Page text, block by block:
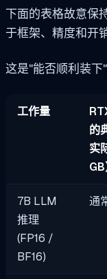
下面的表格故意保
于框架、精度和开销
这是"能否顺利装下"
工作量
的
实
GB
7B LLM
推理
(FP16 /
BF16)
通